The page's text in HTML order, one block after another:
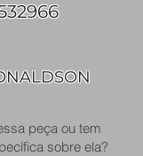
peça ou tem
sobre ela?